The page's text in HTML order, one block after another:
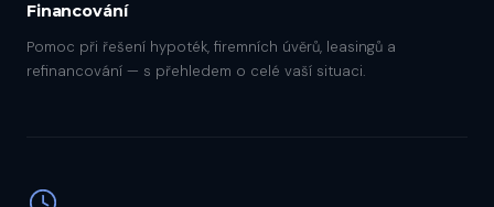
Financování
Pomoc při řešení hypoték, firemních úvěrů, leasingů a
refinancování — s přehledem o celé vaší situaci.